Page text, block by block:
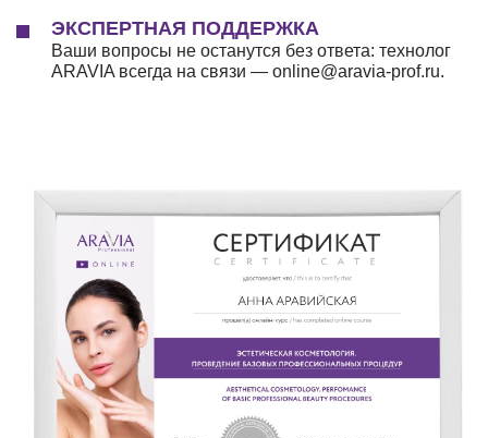
ЭКСПЕРТНАЯ ПОДДЕРЖКА
Ваши вопросы не останутся без ответа: технолог
ARAVIA всегда на связи — online@aravia-prof.ru.